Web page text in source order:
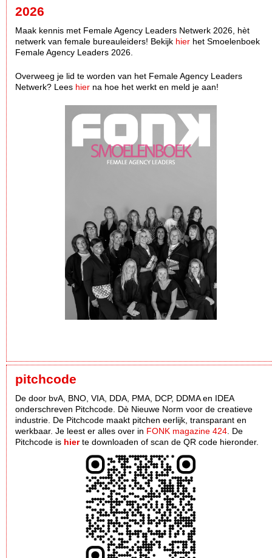
2026
Maak kennis met Female Agency Leaders Netwerk 2026, hèt
netwerk van female bureauleiders! Bekijk hier het Smoelenboek
Female Agency Leaders 2026.
Overweeg je lid te worden van het Female Agency Leaders
Netwerk? Lees hier na hoe het werkt en meld je aan!
pitchcode
De door bvA, BNO, VIA, DDA, PMA, DCP, DDMA en IDEA
onderschreven Pitchcode. Dè Nieuwe Norm voor de creatieve
industrie. De Pitchcode maakt pitchen eerlijk, transparant en
werkbaar. Je leest er alles over in FONK magazine 424. De
Pitchcode is hierte downloaden of scan de QR code hieronder.